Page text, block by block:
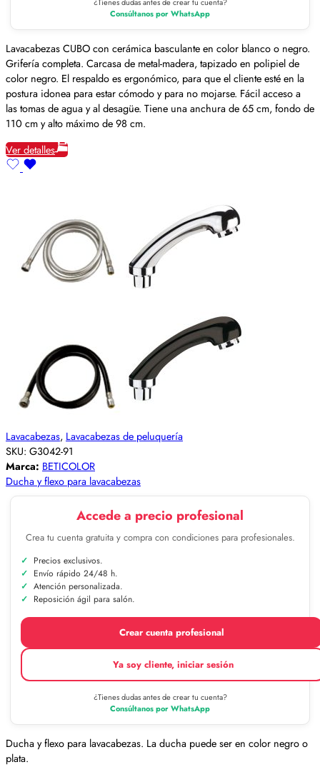
¿Tienes dudas antes de crear tu cuenta?
Consúltanos por WhatsApp
Lavacabezas CUBO con cerámica basculante en color blanco o negro.
Grifería completa. Carcasa de metal-madera, tapizado en polipiel de
color negro. El respaldo es ergonómico, para que el cliente esté en la
postura idonea para estar cómodo y para no mojarse. Fácil acceso a
las tomas de agua y al desagüe. Tiene una anchura de 65 cm, fondo de
110 cm y alto máximo de 98 cm.
Ver detalles
Lavacabezas, Lavacabezas de peluquería
SKU: G3042-91
Marca: BETICOLOR
Ducha y flexo para lavacabezas
Accede a precio profesional
Crea tu cuenta gratuita y compra con condiciones para profesionales.
Precios exclusivos.
Envío rápido 24/48 h.
Atención personalizada.
Reposición ágil para salón.
Crear cuenta profesional
Ya soy cliente, iniciar sesión
¿Tienes dudas antes de crear tu cuenta?
Consúltanos por WhatsApp
Ducha y flexo para lavacabezas. La ducha puede ser en color negro o
plata.